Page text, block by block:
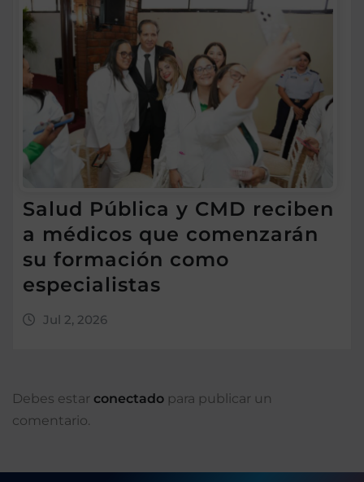
Salud Pública y CMD reciben
a médicos que comenzarán
su formación como
especialistas
Jul 2, 2026
Debes estar conectado para publicar un
comentario.